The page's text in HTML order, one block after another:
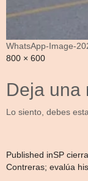
WhatsApp-Image-
Full
800 × 600
Deja una
Lo siento, debes
Published inSP
Contreras; evalúa